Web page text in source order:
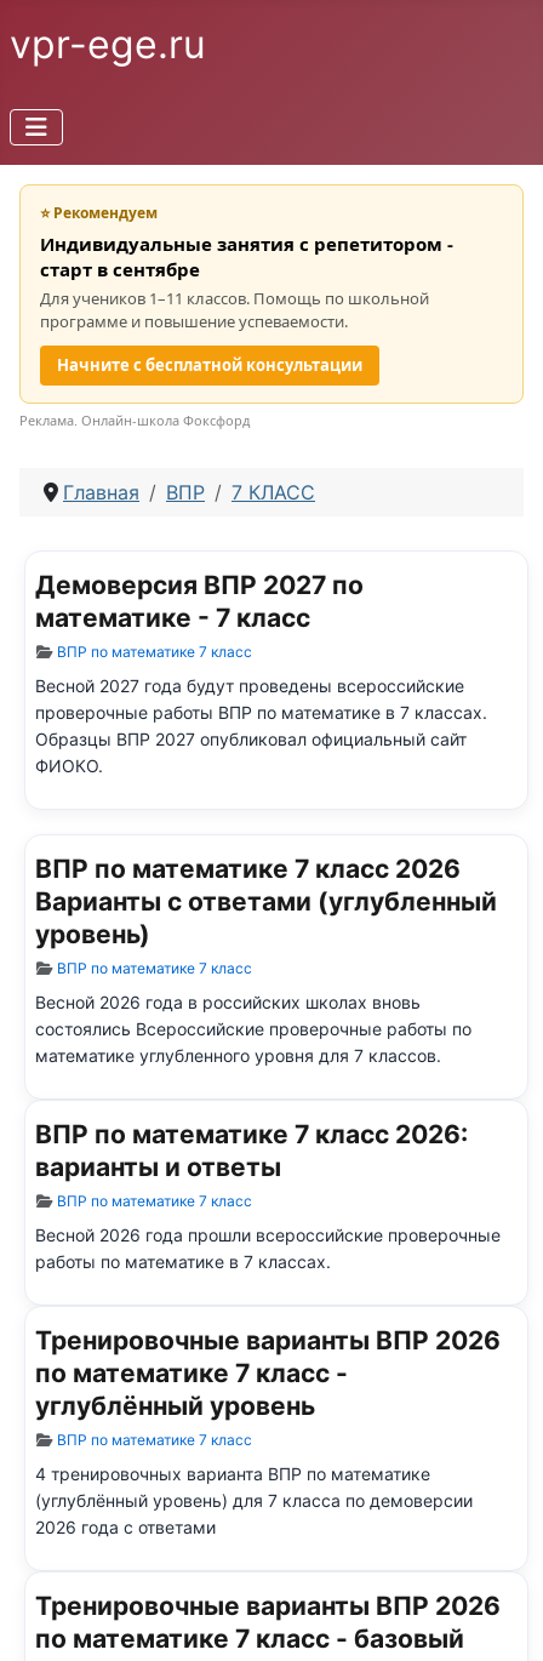
vpr-ege.ru
⭐ Рекомендуем
Индивидуальные занятия с репетитором -
старт в сентябре
Для учеников 1–11 классов. Помощь по школьной
программе и повышение успеваемости.
Начните с бесплатной консультации
Реклама. Онлайн-школа Фоксфорд
Главная ВПР 7 КЛАСС
Демоверсия ВПР 2027 по
математике - 7 класс
Информация о материале
ВПР по математике 7 класс
Весной 2027 года будут проведены всероссийские
проверочные работы ВПР по математике в 7 классах.
Образцы ВПР 2027 опубликовал официальный сайт
ФИОКО.
ВПР по математике 7 класс 2026
Варианты с ответами (углубленный
уровень)
Информация о материале
ВПР по математике 7 класс
Весной 2026 года в российских школах вновь
состоялись Всероссийские проверочные работы по
математике углубленного уровня для 7 классов.
ВПР по математике 7 класс 2026:
варианты и ответы
Информация о материале
ВПР по математике 7 класс
Весной 2026 года прошли всероссийские проверочные
работы по математике в 7 классах.
Тренировочные варианты ВПР 2026
по математике 7 класс -
углублённый уровень
Информация о материале
ВПР по математике 7 класс
4 тренировочных варианта ВПР по математике
(углублённый уровень) для 7 класса по демоверсии
2026 года с ответами
Тренировочные варианты ВПР 2026
по математике 7 класс - базовый